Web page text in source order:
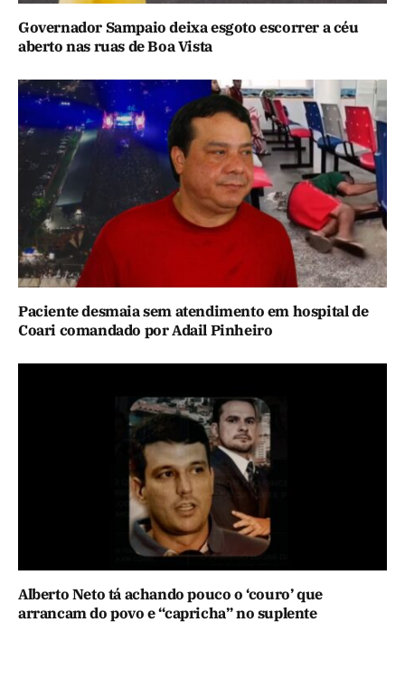
Governador Sampaio deixa esgoto escorrer a céu
aberto nas ruas de Boa Vista
Paciente desmaia sem atendimento em hospital de
Coari comandado por Adail Pinheiro
Alberto Neto tá achando pouco o ‘couro’ que
arrancam do povo e “capricha” no suplente